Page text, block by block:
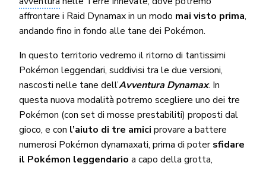
affrontare i Raid Dynamax in un modo mai visto prima,
andando fino in fondo alle tane dei Pokémon.
In questo territorio vedremo il ritorno di tantissimi
Pokémon leggendari, suddivisi tra le due versioni,
nascosti nelle tane dell’Avventura Dynamax. In
questa nuova modalità potremo scegliere uno dei tre
Pokémon (con set di mosse prestabiliti) proposti dal
gioco, e con l’aiuto di tre amici provare a battere
numerosi Pokémon dynamaxati, prima di potersfidare
il Pokémon leggendario a capo della grotta,